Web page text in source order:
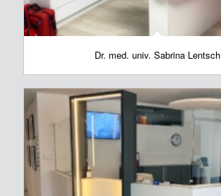
Dr. med. univ. Sabrina Lentsch